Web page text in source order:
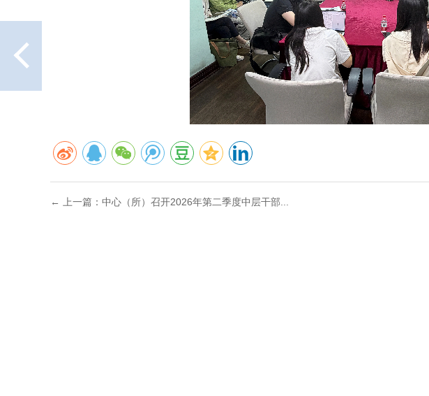
← 上一篇：中心（所）召开2026年第二季度中层干部...
